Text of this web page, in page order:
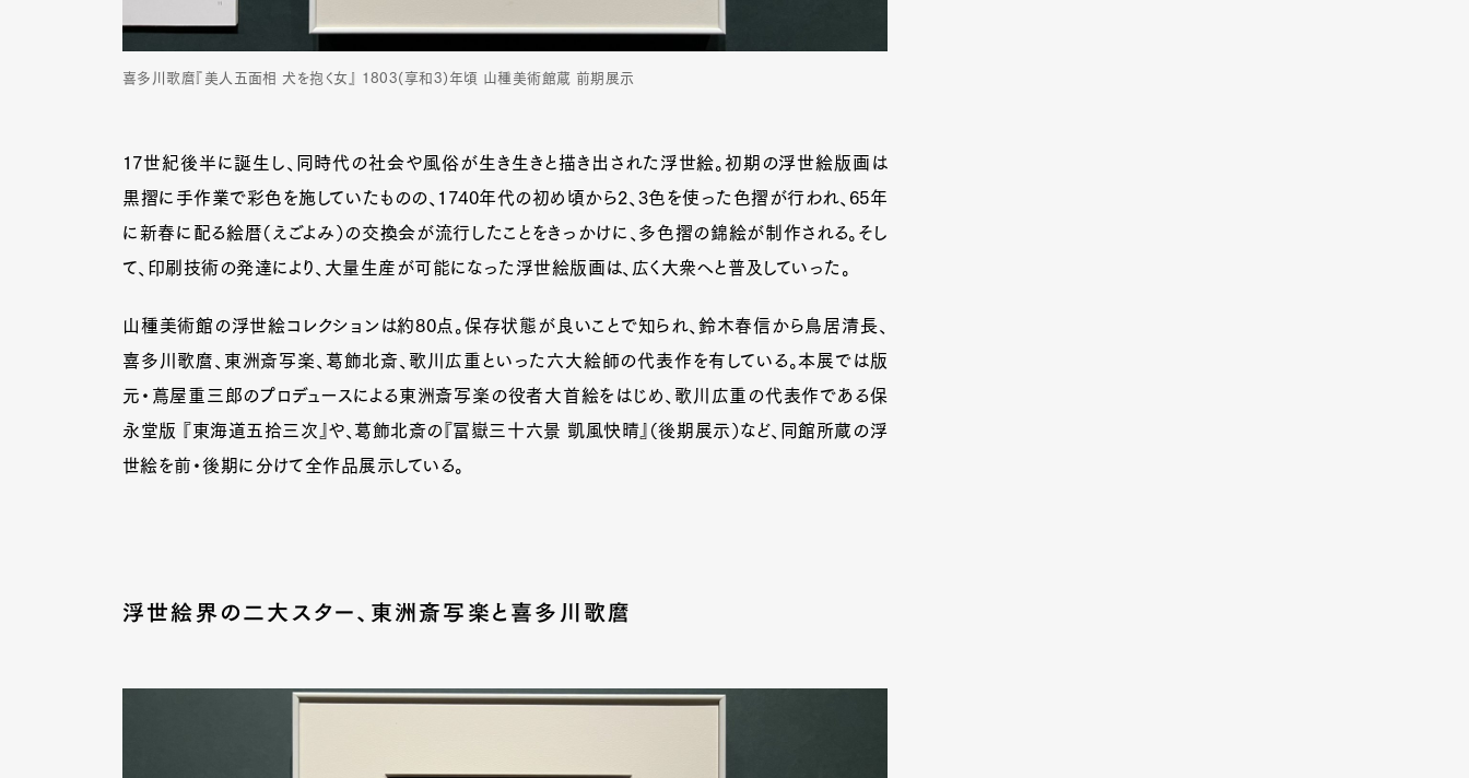
Gourmet
Cars Product
Culture
Lifestyle
Pen Meet Pen international
喜多川歌麿『美人五面相 犬を抱く女』 1803(享和3)年頃 山種美術館蔵 前期展示
17世紀後半に誕生し、同時代の社会や風俗が生き生きと描き出された浮世絵。初期の浮世絵版画は
黒摺に手作業で彩色を施していたものの、1740年代の初め頃から2、3色を使った色摺が行われ、65年
に新春に配る絵暦（えごよみ）の交換会が流行したことをきっかけに、多色摺の錦絵が制作される。そし
て、印刷技術の発達により、大量生産が可能になった浮世絵版画は、広く大衆へと普及していった。
山種美術館の浮世絵コレクションは約80点。保存状態が良いことで知られ、鈴木春信から鳥居清長、
喜多川歌麿、東洲斎写楽、葛飾北斎、歌川広重といった六大絵師の代表作を有している。本展では版
元・蔦屋重三郎のプロデュースによる東洲斎写楽の役者大首絵をはじめ、歌川広重の代表作である保
永堂版 『東海道五拾三次』や、葛飾北斎の『冨嶽三十六景 凱風快晴』（後期展示）など、同館所蔵の浮
世絵を前・後期に分けて全作品展示している。
浮世絵界の二大スター、東洲斎写楽と喜多川歌麿